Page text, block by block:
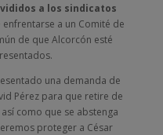
a los sindicatos
a un Comité de
de que Alcorcón esté
una demanda de
Pérez para que retire de
como que se abstenga
proteger a César